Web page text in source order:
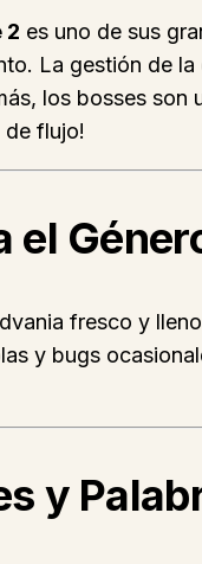
2 es uno de sus
La gestión de
los bosses son
de flujo!
el
fresco y
y bugs
y